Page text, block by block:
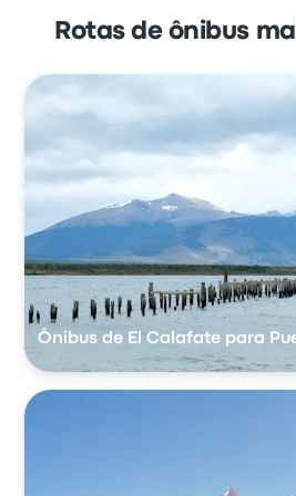
Rotas de ônibus
Ônibus de El Calafate para